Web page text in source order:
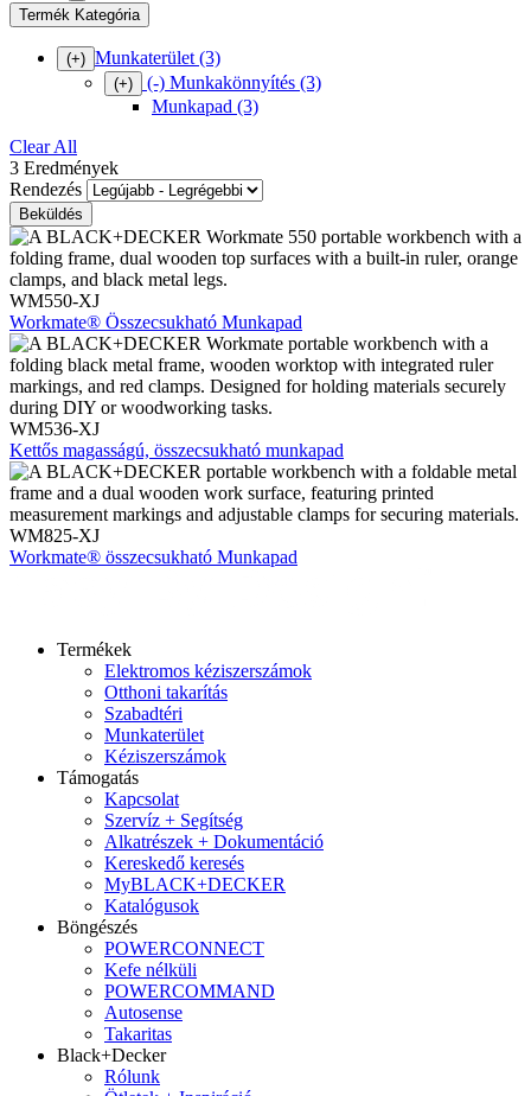
Termék Kategória
(+) Munkaterület (3)
(+) (-) Munkakönnyítés (3)
Munkapad (3)
Clear All
3 Eredmények
Rendezés
WM550-XJ
Workmate® Összecsukható Munkapad
WM536-XJ
Kettős magasságú, összecsukható munkapad
WM825-XJ
Workmate® összecsukható Munkapad
Termékek
Elektromos kéziszerszámok
Otthoni takarítás
Szabadtéri
Munkaterület
Kéziszerszámok
Támogatás
Kapcsolat
Szervíz + Segítség
Alkatrészek + Dokumentáció
Kereskedő keresés
MyBLACK+DECKER
Katalógusok
Böngészés
POWERCONNECT
Kefe nélküli
POWERCOMMAND
Autosense
Takaritas
Black+Decker
Rólunk